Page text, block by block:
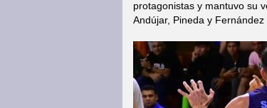
protagonistas y mantuvo su
Andújar, Pineda y